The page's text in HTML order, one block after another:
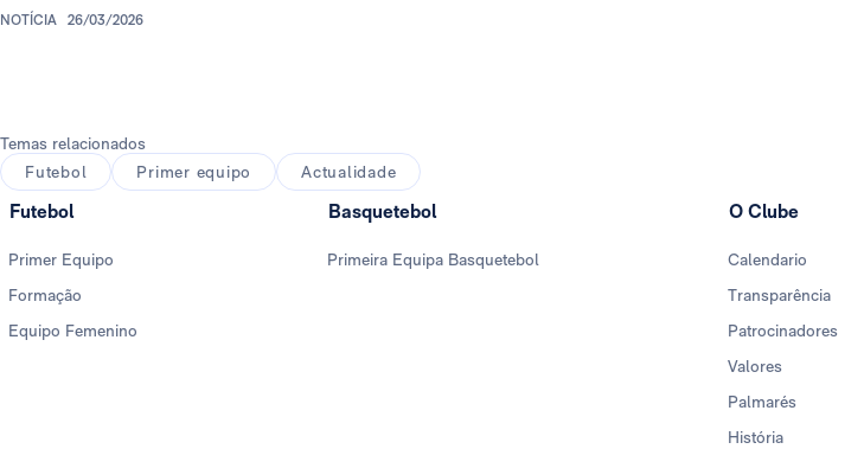
NOTÍCIA 26/03/2026
Temas relacionados
Futebol
Primer equipo Actualidade
Futebol
Primer Equipo
Formação
Equipo Femenino
Basquetebol
Primeira Equipa Basquetebol
O Clube
Calendario
Transparência
Patrocinadores
Valores
Palmarés
História